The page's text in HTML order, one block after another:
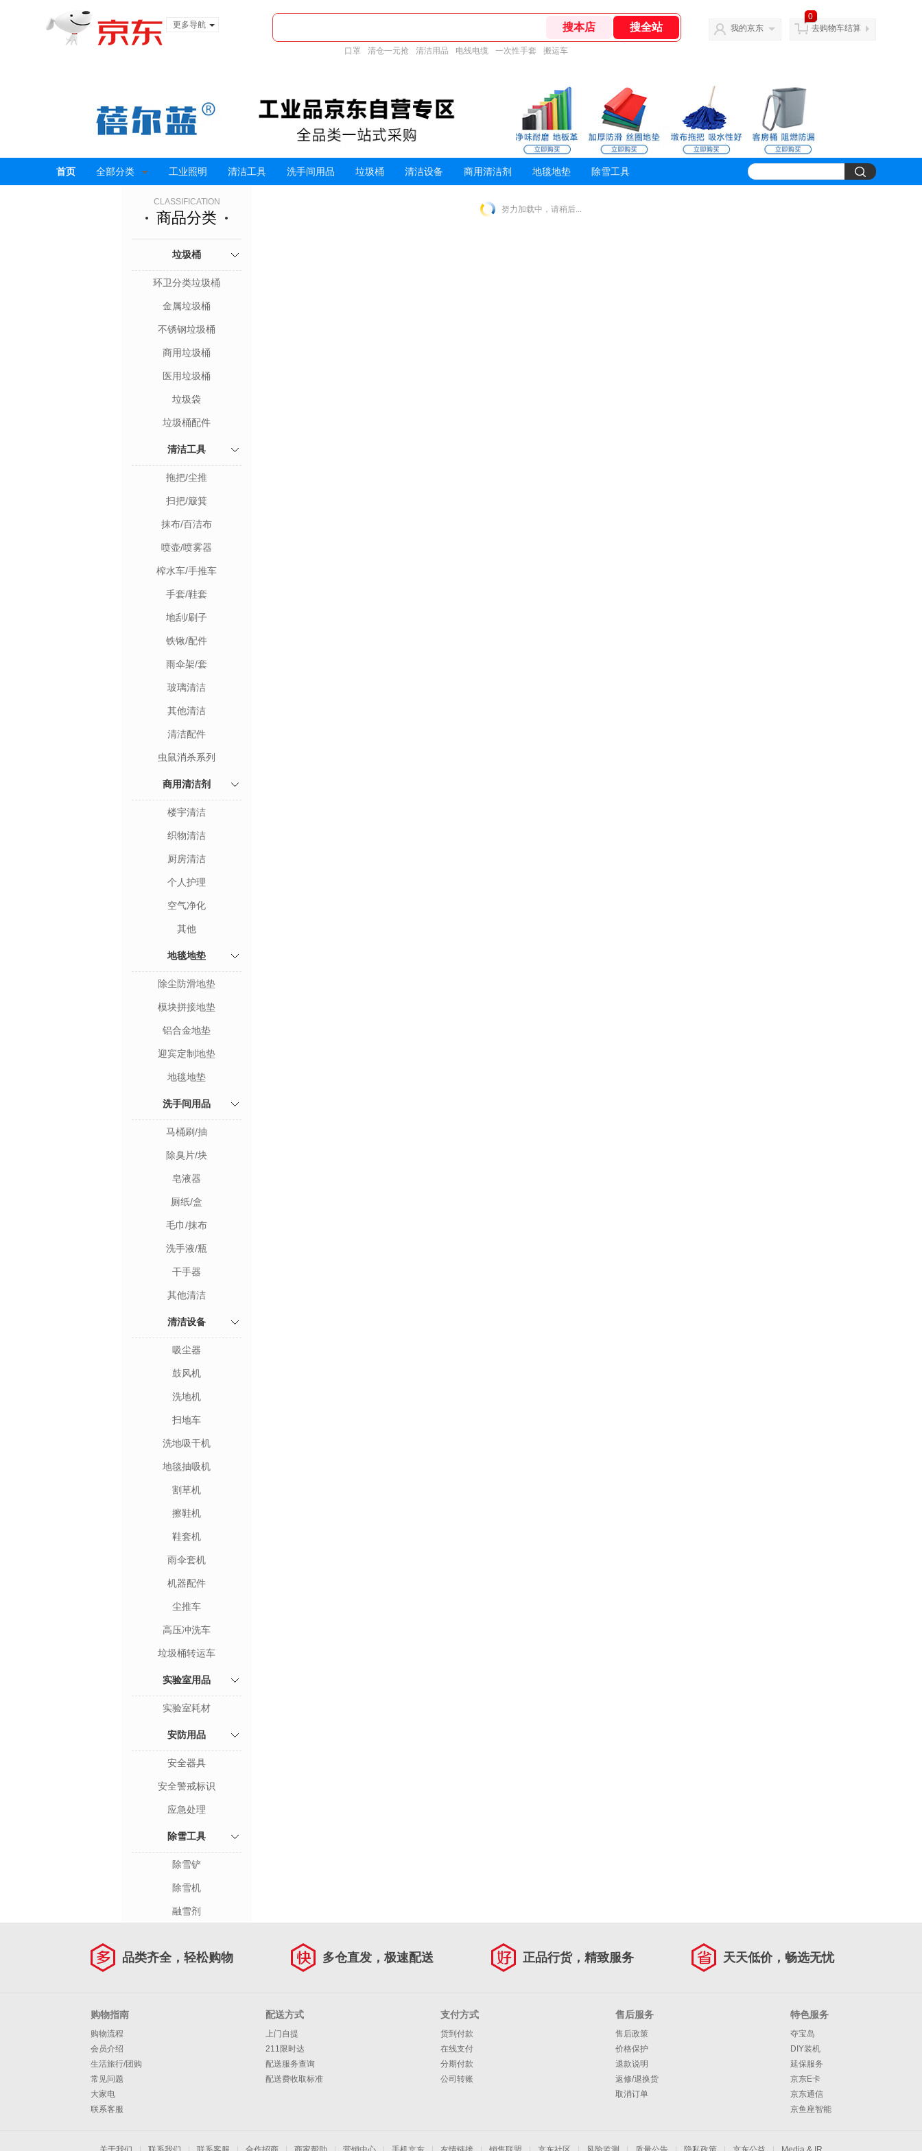
更多导航
口罩 清仓一元抢 清洁用品 电线电缆 一次性手套 搬运车
我的京东
0
去购物车结算
首页 全部分类 工业照明 清洁工具 洗手间用品 垃圾桶 清洁设备 商用清洁剂 地毯地垫 除雪工具
CLASSIFICATION
商品分类
垃圾桶
环卫分类垃圾桶
金属垃圾桶
不锈钢垃圾桶
商用垃圾桶
医用垃圾桶
垃圾袋
垃圾桶配件
清洁工具
拖把/尘推
扫把/簸箕
抹布/百洁布
喷壶/喷雾器
榨水车/手推车
手套/鞋套
地刮/刷子
铁锹/配件
雨伞架/套
玻璃清洁
其他清洁
清洁配件
虫鼠消杀系列
商用清洁剂
楼宇清洁
织物清洁
厨房清洁
个人护理
空气净化
其他
地毯地垫
除尘防滑地垫
模块拼接地垫
铝合金地垫
迎宾定制地垫
地毯地垫
洗手间用品
马桶刷/抽
除臭片/块
皂液器
厕纸/盒
毛巾/抹布
洗手液/瓶
干手器
其他清洁
清洁设备
吸尘器
鼓风机
洗地机
扫地车
洗地吸干机
地毯抽吸机
割草机
擦鞋机
鞋套机
雨伞套机
机器配件
尘推车
高压冲洗车
垃圾桶转运车
实验室用品
实验室耗材
安防用品
安全器具
安全警戒标识
应急处理
除雪工具
除雪铲
除雪机
融雪剂
努力加载中，请稍后...
品类齐全，轻松购物 多仓直发，极速配送 正品行货，精致服务 天天低价，畅选无忧
购物指南
购物流程
会员介绍
生活旅行/团购
常见问题
大家电
联系客服
配送方式
上门自提
211限时达
配送服务查询
配送费收取标准
支付方式
货到付款
在线支付
分期付款
公司转账
售后服务
售后政策
价格保护
退款说明
返修/退换货
取消订单
特色服务
夺宝岛
DIY装机
延保服务
京东E卡
京东通信
京鱼座智能